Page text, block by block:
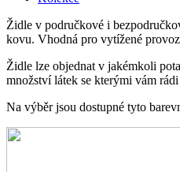
Židle v područkové i
kovu. Vhodná pro vytížené
Židle lze objednat v jakémkoli
množství látek se kterými vám
Na výběr jsou dostupné tyto